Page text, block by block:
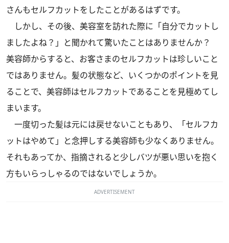
さんもセルフカットをしたことがあるはずです。
しかし、その後、美容室を訪れた際に「自分でカットし
ましたよね？」と聞かれて驚いたことはありませんか？
美容師からすると、お客さまのセルフカットは珍しいこと
ではありません。髪の状態など、いくつかのポイントを見
ることで、美容師はセルフカットであることを見極めてし
まいます。
一度切った髪は元には戻せないこともあり、「セルフカ
ットはやめて」と念押しする美容師も少なくありません。
それもあってか、指摘されると少しバツが悪い思いを抱く
方もいらっしゃるのではないでしょうか。
ADVERTISEMENT